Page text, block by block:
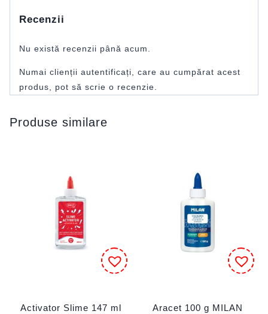
Recenzii
Nu există recenzii până acum.
Numai clienții autentificați, care au cumpărat acest
produs, pot să scrie o recenzie.
Produse similare
Activator Slime 147 ml
Aracet 100 g MILAN